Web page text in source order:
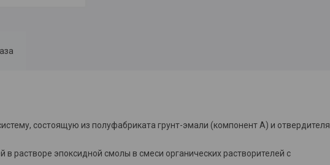
состоящую из полуфабриката грунт-эмали (компонент А) и отвердителя
растворе эпоксидной смолы в смеси органических растворителей с